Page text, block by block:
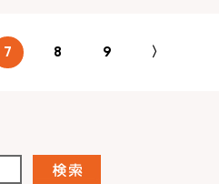
7 8 9 〉